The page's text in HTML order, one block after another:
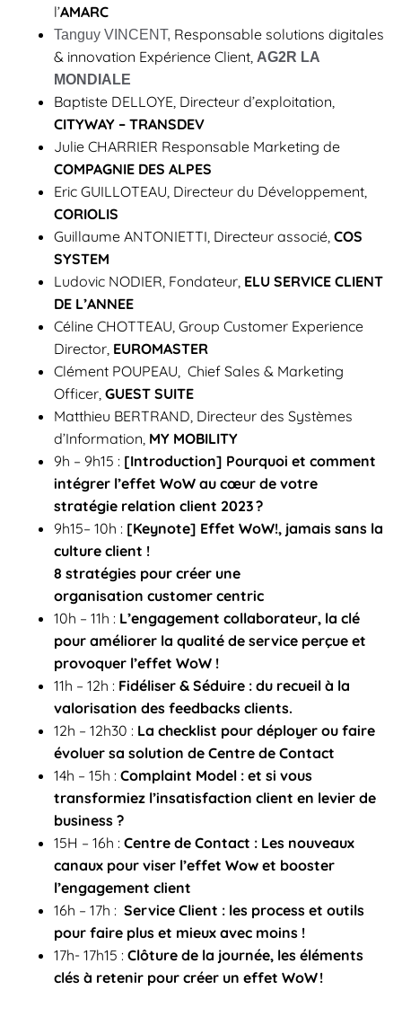
l’AMARC
Tanguy VINCENT, Responsable solutions digitales
& innovation Expérience Client, AG2R LA
MONDIALE
Baptiste DELLOYE, Directeur d’exploitation,
CITYWAY – TRANSDEV
Julie CHARRIER Responsable Marketing de
COMPAGNIE DES ALPES
Eric GUILLOTEAU, Directeur du Développement,
CORIOLIS
Guillaume ANTONIETTI, Directeur associé, COS
SYSTEM
Ludovic NODIER, Fondateur, ELU SERVICE CLIENT
DE L’ANNEE
Céline CHOTTEAU, Group Customer Experience
Director, EUROMASTER
Clément POUPEAU, Chief Sales & Marketing
Officer, GUEST SUITE
Matthieu BERTRAND, Directeur des Systèmes
d’Information, MY MOBILITY
9h – 9h15 : [Introduction] Pourquoi et comment
intégrer l’effet WoW au cœur de votre
stratégie relation client 2023 ?
9h15– 10h : [Keynote] Effet WoW!, jamais sans la
culture client !
8 stratégies pour créer une
organisation customer centric
10h – 11h : L’engagement collaborateur, la clé
pour améliorer la qualité de service perçue et
provoquer l’effet WoW !
11h – 12h : Fidéliser & Séduire : du recueil à la
valorisation des feedbacks clients.
12h – 12h30 : La checklist pour déployer ou faire
évoluer sa solution de Centre de Contact
14h – 15h : Complaint Model : et si vous
transformiez l’insatisfaction client en levier de
business ?
15H – 16h : Centre de Contact : Les nouveaux
canaux pour viser l’effet Wow et booster
l’engagement client
16h – 17h : Service Client : les process et outils
pour faire plus et mieux avec moins !
17h- 17h15 : Clôture de la journée, les éléments
clés à retenir pour créer un effet WoW !